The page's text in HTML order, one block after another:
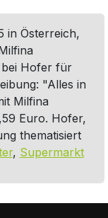
in Österreich,
bei Hofer für
"Alles in
Milfina
Euro. Hofer,
thematisiert
, Supermarkt